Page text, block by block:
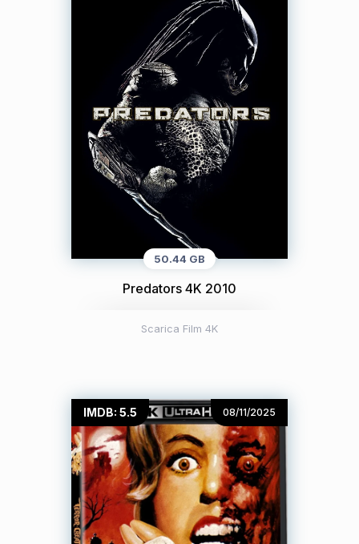
50.44 GB
Predators 4K 2010
Scarica Film 4K
IMDB: 5.5 08/11/2025